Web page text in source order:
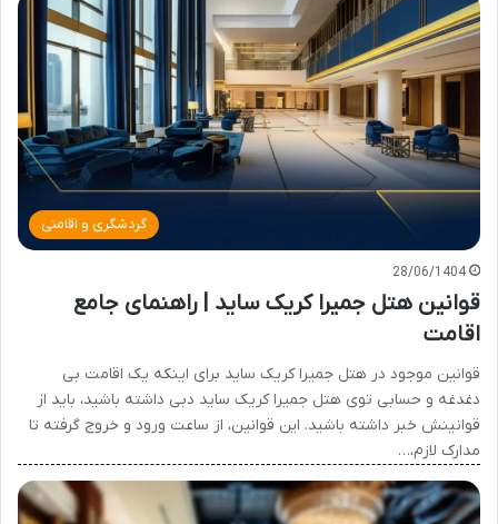
گردشگری و اقامتی
28/06/1404
قوانین هتل جمیرا کریک ساید | راهنمای جامع
اقامت
قوانین موجود در هتل جمیرا کریک ساید برای اینکه یک اقامت بی
دغدغه و حسابی توی هتل جمیرا کریک ساید دبی داشته باشید، باید از
قوانینش خبر داشته باشید. این قوانین، از ساعت ورود و خروج گرفته تا
مدارک لازم،…